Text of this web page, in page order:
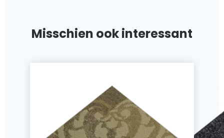
Misschien ook interessant